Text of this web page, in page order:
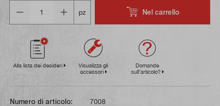
pz
Nel carrello
Alla lista dei desideri
Visualizza gli
accessori
Domande
sull'articolo?
Numero di articolo:
7008